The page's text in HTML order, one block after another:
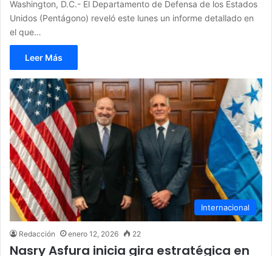
Washington, D.C.- El Departamento de Defensa de los Estados
Unidos (Pentágono) reveló este lunes un informe detallado en
el que…
Leer Más
Internacional
Redacción enero 12, 2026 22
Nasry Asfura inicia gira estratégica en